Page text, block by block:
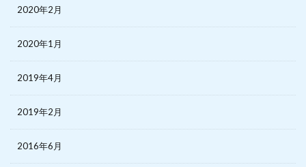
2020年2月
2020年1月
2019年4月
2019年2月
2016年6月